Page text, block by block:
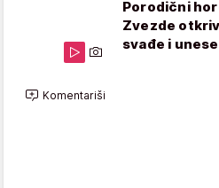
Porodični
Zvezde
svađe i
Komentariši